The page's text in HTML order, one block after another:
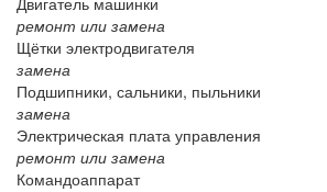
ремонт или замена
Щётки электродвигателя
замена
Подшипники, сальники, пыльники
замена
Электрическая плата управления
ремонт или замена
Командоаппарат